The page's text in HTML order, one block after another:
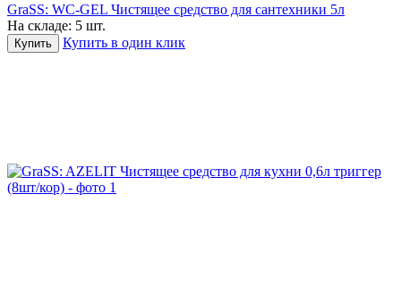
GraSS: WC-GEL Чистящее средство для сантехники 5л
На складе: 5 шт.
Купить Купить в один клик